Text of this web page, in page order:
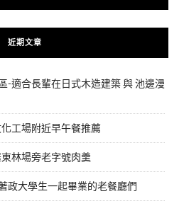
近期文章
-適合長輩在日式木造建築 與 池邊漫
工場附近早午餐推薦
林場旁老字號肉羹
政大學生一起畢業的老餐廳們